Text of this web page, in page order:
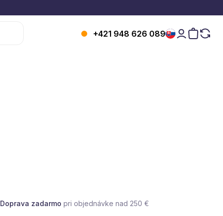
+421 948 626 089
Doprava zadarmo pri objednávke nad 250 €